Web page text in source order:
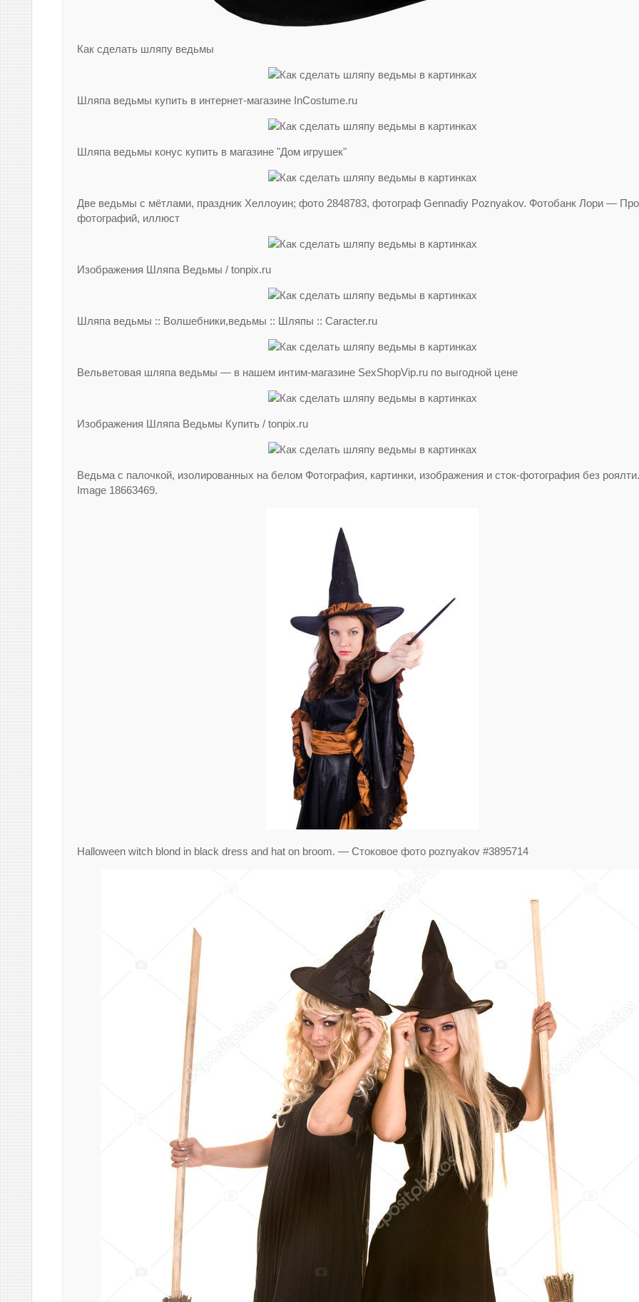
Как сделать шляпу ведьмы
Шляпа ведьмы купить в интернет-магазине InCostume.ru
Шляпа ведьмы конус купить в магазине "Дом игрушек"
Две ведьмы с мётлами, праздник Хеллоуин; фото 2848783, фотограф Gennadiy Poznyakov. Фотобанк Лори —
фотографий, иллюст
Изображения Шляпа Ведьмы / tonpix.ru
Шляпа ведьмы :: Волшебники,ведьмы :: Шляпы :: Caracter.ru
Вельветовая шляпа ведьмы — в нашем интим-магазине SexShopVip.ru по выгодной цене
Изображения Шляпа Ведьмы Купить / tonpix.ru
Ведьма с палочкой, изолированных на белом Фотография, картинки, изображения и сток-фотография без роялти.
Image 18663469.
Halloween witch blond in black dress and hat on broom. — Стоковое фото poznyakov #3895714